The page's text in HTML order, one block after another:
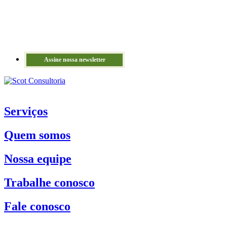
Assine nossa newsletter
Serviços
Quem somos
Nossa equipe
Trabalhe conosco
Fale conosco